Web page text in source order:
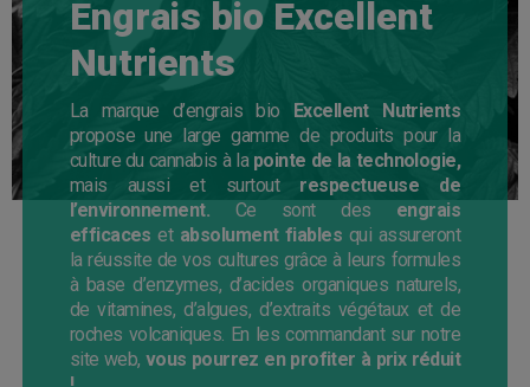
Engrais bio Excellent
Nutrients
La marque d’engrais bio
Excellent Nutrients
propose une large gamme de produits pour la
culture du cannabis à la pointe de la technologie,
mais aussi et surtoutrespectueuse de
l’environnement. Ce sont des engrais
efficaces et absolument fiables qui assureront
la réussite de vos cultures grâce à leurs formules
à base d’enzymes, d’acides organiques naturels,
de vitamines, d’algues, d’extraits végétaux et de
roches volcaniques. En les commandant sur notre
site web, vous pourrez en profiter à prix réduit